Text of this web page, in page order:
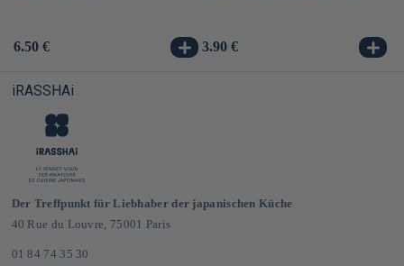
Normaler
6.50 €
Normaler
3.90 €
iRASSHAi
Der Treffpunkt für Liebhaber der japanischen Küche
40 Rue du Louvre, 75001 Paris
01 84 74 35 30